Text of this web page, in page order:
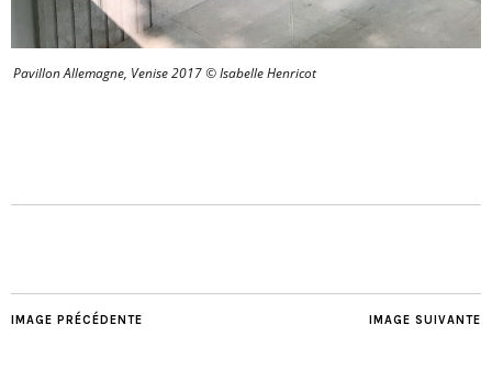
Pavillon Allemagne, Venise 2017 © Isabelle Henricot
IMAGE SUIVANTE
IMAGE PRÉCÉDENTE